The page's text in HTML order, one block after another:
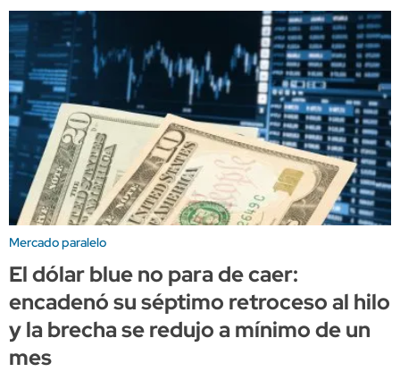
Mercado paralelo
El dólar blue no para de caer:
encadenó su séptimo retroceso al hilo
y la brecha se redujo a mínimo de un
mes